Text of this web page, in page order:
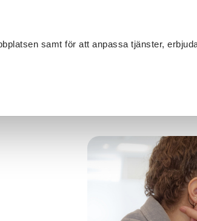
samt för att anpassa tjänster,